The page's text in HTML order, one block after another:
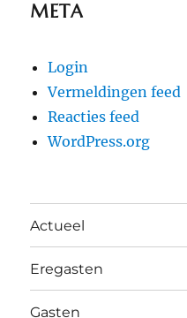
META
Login
Vermeldingen feed
Reacties feed
WordPress.org
Actueel
Eregasten
Gasten